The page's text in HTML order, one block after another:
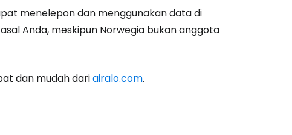
menelepon dan menggunakan data di
Anda, meskipun Norwegia bukan anggota
dan mudah dariairalo.com.